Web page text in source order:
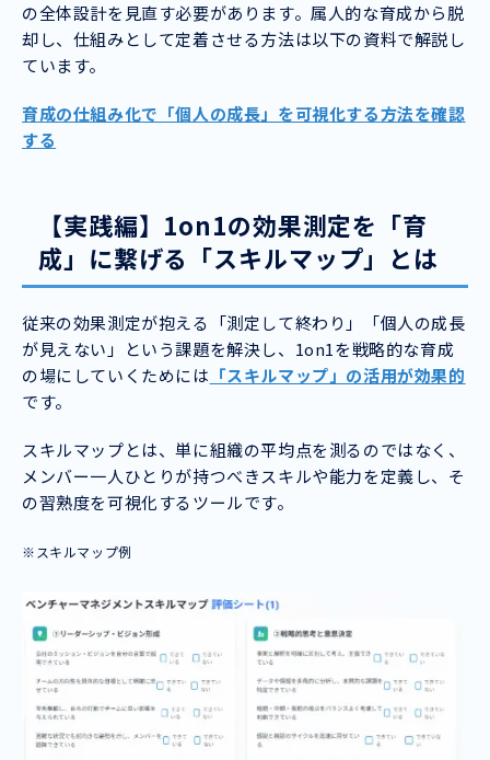
の全体設計を見直す必要があります。属人的な育成から脱
却し、仕組みとして定着させる方法は以下の資料で解説し
ています。
育成の仕組み化で「個人の成長」を可視化する方法を確認
する
【実践編】1on1の効果測定を「育
成」に繋げる「スキルマップ」とは
従来の効果測定が抱える「測定して終わり」「個人の成長
が見えない」という課題を解決し、1on1を戦略的な育成
の場にしていくためには 「スキルマップ」の活用が効果的
です。
スキルマップとは、単に組織の平均点を測るのではなく、
メンバー一人ひとりが持つべきスキルや能力を定義し、そ
の習熟度を可視化するツールです。
※スキルマップ例